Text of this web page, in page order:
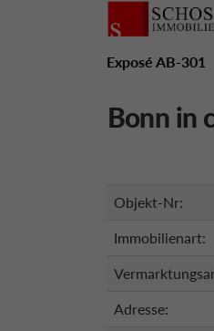
Exposé AB-301
Bonn in
Objekt-Nr:
Immobilienart:
Adresse: